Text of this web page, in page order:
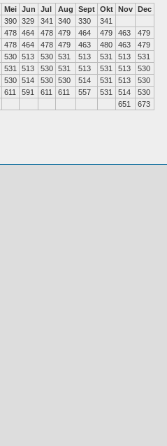
Mei Jun Jul Aug Sept Okt Nov Dec
390 329 341 340 330
341
478 464 478 479 464 479 463
479
478 464 478 479 463 480 463
479
530 513 530 531 513 531 513
531
531 513 530 531 513 531 513
530
530 514 530 530 514 531 513
530
611 591 611 611 557 531 514
530
651 673